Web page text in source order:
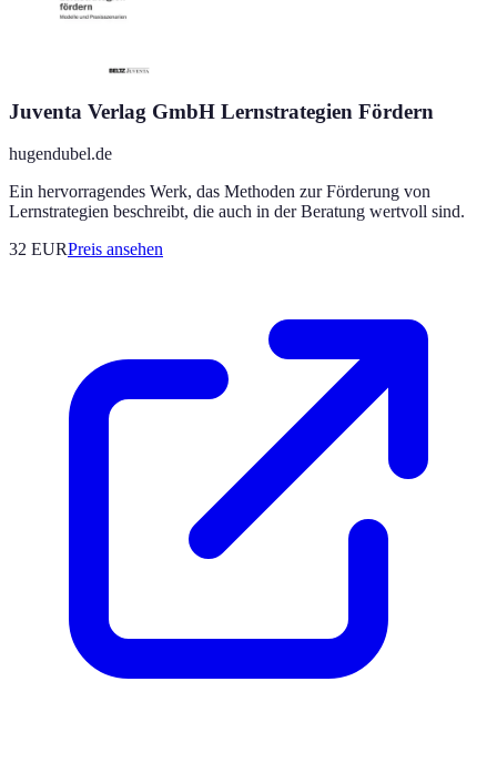
Juventa Verlag GmbH Lernstrategien Fördern
hugendubel.de
Ein hervorragendes Werk, das Methoden zur Förderung von
Lernstrategien beschreibt, die auch in der Beratung wertvoll sind.
32 EURPreis ansehen